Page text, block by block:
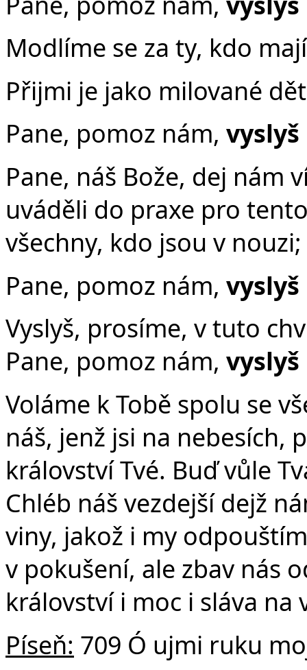
Modlíme se za ty, kdo
Přijmi je jako milované
Pane, pomoz nám,
Pane, náš Bože, dej nám
uváděli do praxe pro
všechny, kdo jsou v nouzi;
Pane, pomoz nám,
Vyslyš, prosíme, v tuto
Pane, pomoz nám,
Voláme k Tobě spolu se
náš, jenž jsi na nebesích,
království Tvé. Buď vůle
Chléb náš vezdejší dejž
viny, jakož i my
v pokušení, ale zbav nás
království i moc i sláva na
Píseň: 709 Ó ujmi ruku